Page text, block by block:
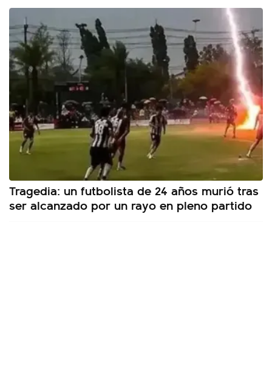
Tragedia: un futbolista de 24 años murió tras
ser alcanzado por un rayo en pleno partido